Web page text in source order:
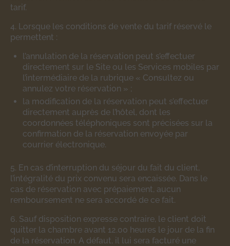
tarif.
4. Lorsque les conditions de vente du tarif réservé le
permettent :
l’annulation de la réservation peut s’effectuer
directement sur le Site ou les Services mobiles par
l’intermédiaire de la rubrique « Consultez ou
annulez votre réservation » ;
la modification de la réservation peut s’effectuer
directement auprès de l’hôtel, dont les
coordonnées téléphoniques sont précisées sur la
confirmation de la réservation envoyée par
courrier électronique.
5. En cas d’interruption du séjour du fait du client,
l’intégralité du prix convenu sera encaissée. Dans le
cas de réservation avec prépaiement, aucun
remboursement ne sera accordé de ce fait.
6. Sauf disposition expresse contraire, le client doit
quitter la chambre avant 12.00 heures le jour de la fin
de la réservation. A défaut, il lui sera facturé une